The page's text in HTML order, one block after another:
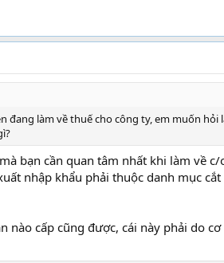
đang làm về thuế cho công ty, em muốn
bạn cần quan tâm nhất khi làm về c/
nhập khẩu phải thuộc danh mục
nào cấp cũng được, cái này phải do